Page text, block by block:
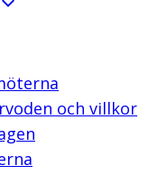
och villkor